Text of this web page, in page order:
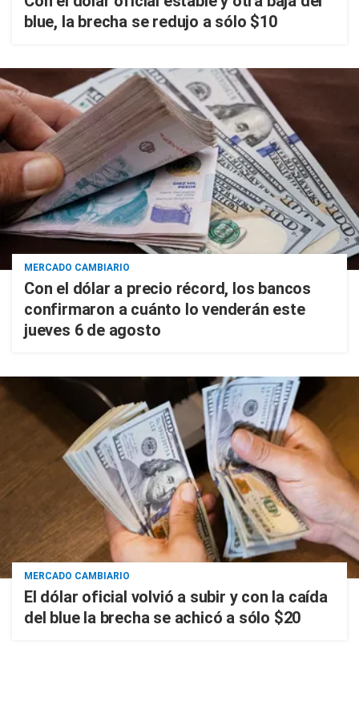
blue, la brecha se redujo a sólo $10
MERCADO CAMBIARIO
Con el dólar a precio récord, los bancos
confirmaron a cuánto lo venderán este
jueves 6 de agosto
MERCADO CAMBIARIO
El dólar oficial volvió a subir y con la caída
del blue la brecha se achicó a sólo $20